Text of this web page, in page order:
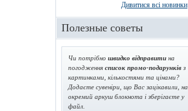
Дивитися всі новинки
Полезные советы
Чи потрібно швидко відправити на
погодження список промо-подарунків з
картинками, кількостями та цінами?
Додаєте сувеніри, що Вас зацікавили, на
окремий аркуш блокнота і зберігаєте у
файл.